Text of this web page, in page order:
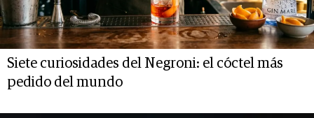
Siete curiosidades del Negroni: el cóctel más
pedido del mundo